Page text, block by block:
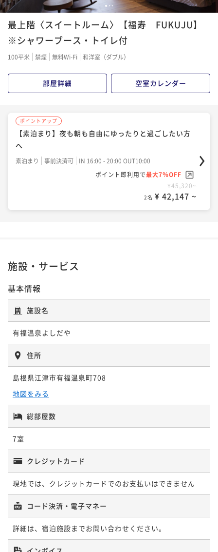
1 2 3
最上階〈スイートルーム〉【福寿 FUKUJU】
※シャワーブース・トイレ付
100平米 禁煙 無料Wi-Fi 和洋室（ダブル）
部屋詳細 空室カレンダー
ポイントアップ
【素泊まり】夜も朝も自由にゆったりと過ごしたい方
へ
素泊まり 事前決済可
IN 16:00 - 20:00 OUT10:00
ポイント即利用で最大7％OFF
¥45,320~
2名 ¥ 42,147 ~
施設・サービス
基本情報
施設名
有福温泉よしだや
住所
島根県江津市有福温泉町708
地図をみる
総部屋数
7室
クレジットカード
現地では、クレジットカードでのお支払いはできません
コード決済・電子マネー
詳細は、宿泊施設までお問い合わせください。